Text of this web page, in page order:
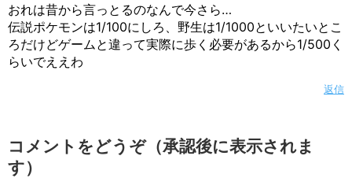
おれは昔から言っとるのなんで今さら…
伝説ポケモンは1/100にしろ、野生は1/1000といいたいとこ
ろだけどゲームと違って実際に歩く必要があるから1/500く
らいでええわ
返信
コメントをどうぞ（承認後に表示されま
す）